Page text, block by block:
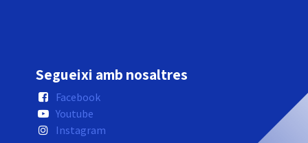
Segueixi amb nosaltres
Facebook
Youtube
Instagram